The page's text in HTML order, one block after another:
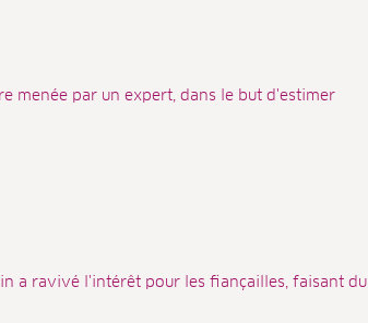
menée par un expert, dans le but d'estimer
a ravivé l'intérêt pour les fiançailles, faisant du